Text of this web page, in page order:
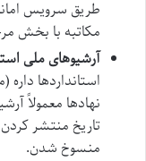
مکاتبه با بخش
آرشیوهای ملی
نهادها معمولاً
تاریخ منتشر
منسوخ شدن.